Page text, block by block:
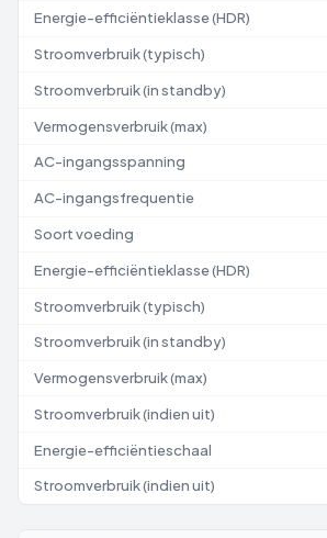
Energie-efficiëntieklasse (HDR)
Stroomverbruik (typisch)
Stroomverbruik (in standby)
Vermogensverbruik (max)
AC-ingangsspanning
AC-ingangsfrequentie
Soort voeding
Energie-efficiëntieklasse (HDR)
Stroomverbruik (typisch)
Stroomverbruik (in standby)
Vermogensverbruik (max)
Stroomverbruik (indien uit)
Energie-efficiëntieschaal
Stroomverbruik (indien uit)